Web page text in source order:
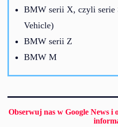
BMW serii X, czyli
Vehicle)
BMW serii Z
BMW M
Obserwuj nas w Google News i